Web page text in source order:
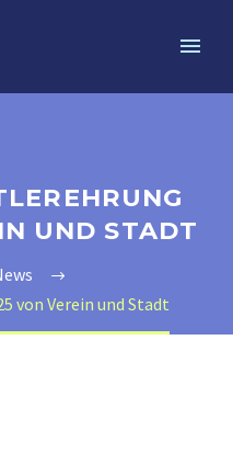
2
UND STADT
von Verein und Stadt